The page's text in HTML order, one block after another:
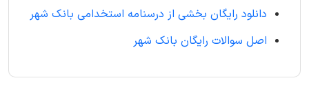
دانلود رایگان بخشی از درسنامه استخدامی بانک شهر
اصل سوالات رایگان بانک شهر